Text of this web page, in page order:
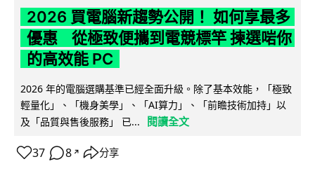
2026 買電腦新趨勢公開！ 如何享最多
優惠 從極致便攜到電競標竿 揀選啱你
的高效能 PC
2026 年的電腦選購基準已經全面升級。除了基本效能，「極致
輕量化」、「機身美學」、「AI算力」、「前瞻技術加持」以
及「品質與售後服務」 已...
閱讀全文
37 8 ↗ 分享